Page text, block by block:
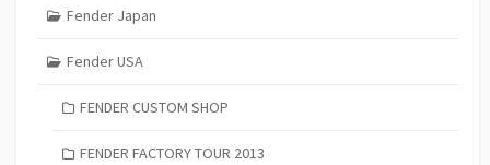
Fender Japan
Fender USA
FENDER CUSTOM SHOP
FENDER FACTORY TOUR 2013